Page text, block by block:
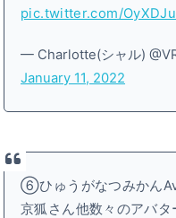
pic.twitter.com/
— Charlotte(シャル)
January 11, 2022
⑥ひゅうがなつみかん
京狐さん他数々のアバ